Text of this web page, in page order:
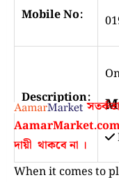
Mobile No:
Description:
দায়ী থাকবে না ।
When it comes to